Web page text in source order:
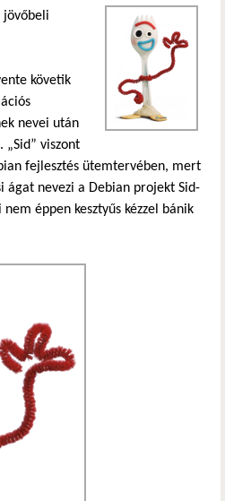
jövőbeli
követik
nevei után
viszont
fejlesztés ütemtervében, mert
ágat nevezi a Debian projekt Sid-
éppen kesztyűs kézzel bánik